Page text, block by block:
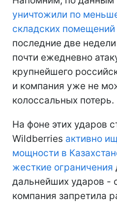
уничтожили по
складских
последние две
почти ежедневно
крупнейшего
и компания уже не
колоссальных потерь.
На фоне этих ударов
Wildberries активно
мощности в
жесткие ограничения
дальнейших ударов -
компания запретила